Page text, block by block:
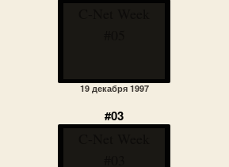
19 декабря 1997
#03